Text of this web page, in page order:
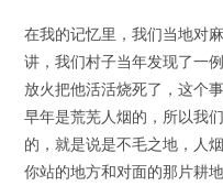
在我的记忆里，我们当地对
讲，我们村子当年发现了一
放火把他活活烧死了，这个
早年是荒芜人烟的，所以我
的，就是说是不毛之地，人
你站的地方和对面的那片耕